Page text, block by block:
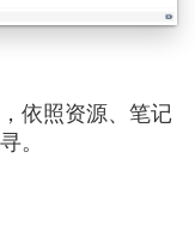
依照资源、笔记
。